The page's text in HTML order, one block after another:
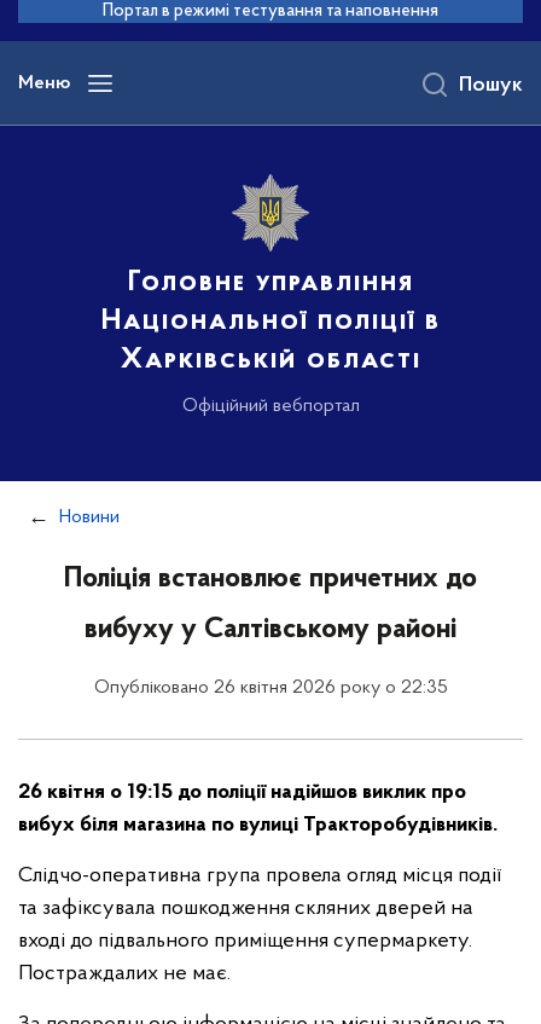
основного
вмісту
Портал в режимі тестування та наповнення
Меню
Головне управління
Національної поліції в
Харківській області
Офіційний вебпортал
Пошук
Новини
Поліція встановлює причетних до
вибуху у Салтівському районі
Опубліковано 26 квітня 2026 року о 22:35
26 квітня о 19:15 до поліції надійшов виклик про
вибух біля магазина по вулиці Тракторобудівників.
Слідчо-оперативна група провела огляд місця події
та зафіксувала пошкодження скляних дверей на
вході до підвального приміщення супермаркету.
Постраждалих не має.